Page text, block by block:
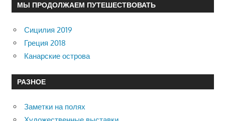
МЫ ПРОДОЛЖАЕМ ПУТЕШЕСТВОВАТЬ
Сицилия 2019
Греция 2018
Канарские острова
РАЗНОЕ
Заметки на полях